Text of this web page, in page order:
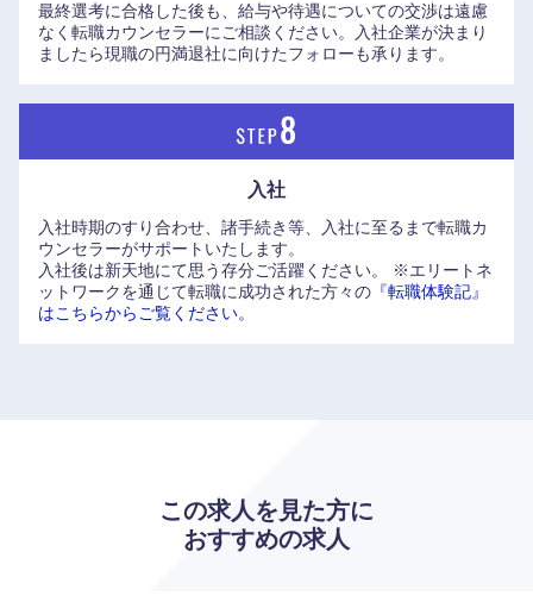
最終選考に合格した後も、給与や待遇についての交渉は遠慮
なく転職カウンセラーにご相談ください。入社企業が決まり
ましたら現職の円満退社に向けたフォローも承ります。
入社
入社時期のすり合わせ、諸手続き等、入社に至るまで転職カ
ウンセラーがサポートいたします。
入社後は新天地にて思う存分ご活躍ください。
※エリートネ
ットワークを通じて転職に成功された方々の 『転職体験記』
はこちらからご覧ください。
この求人を見た方に
おすすめの求人
岡山県 広島県